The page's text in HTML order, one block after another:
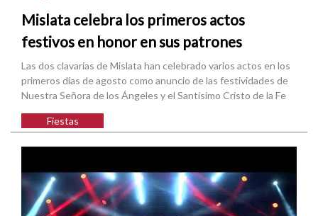
Mislata celebra los primeros actos
festivos en honor en sus patrones
Las dos clavarías de Mislata han celebrado varios actos en los
primeros días de agosto como anuncio de las festividades de
Nuestra Señora de los Ángeles y el Santísimo Cristo de la Fe
Fiestas